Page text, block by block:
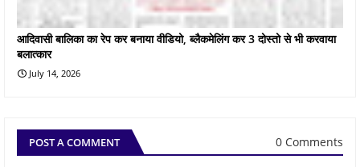
आदिवासी बालिका का रेप कर बनाया वीडियो, ब्लैकमेलिंग कर 3 दोस्तो से भी करवाया
बलात्कार
July 14, 2026
POST A COMMENT 0 Comments